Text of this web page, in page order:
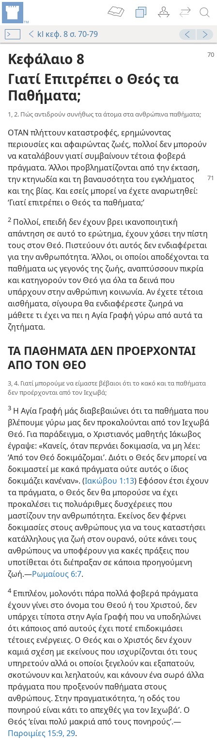
kl κεφ. 8 σ. 70-79
Κεφάλαιο 8
Γιατί Επιτρέπει ο Θεός τα
Παθήματα;
1, 2. Πώς αντιδρούν συνήθως τα άτομα στα ανθρώπινα παθήματα;
ΟΤΑΝ πλήττουν καταστροφές, ερημώνοντας
περιουσίες και αφαιρώντας ζωές, πολλοί δεν μπορούν
να καταλάβουν γιατί συμβαίνουν τέτοια φοβερά
πράγματα. Άλλοι προβληματίζονται από την έκταση,
την κτηνωδία και τη βαναυσότητα του εγκλήματος
και της βίας. Και εσείς μπορεί να έχετε αναρωτηθεί:
‘Γιατί επιτρέπει ο Θεός τα παθήματα;’
2 Πολλοί, επειδή δεν έχουν βρει ικανοποιητική
απάντηση σε αυτό το ερώτημα, έχουν χάσει την πίστη
τους στον Θεό. Πιστεύουν ότι αυτός δεν ενδιαφέρεται
για την ανθρωπότητα. Άλλοι, οι οποίοι αποδέχονται τα
παθήματα ως γεγονός της ζωής, αναπτύσσουν πικρία
και κατηγορούν τον Θεό για όλα τα δεινά που
υπάρχουν στην ανθρώπινη κοινωνία. Αν έχετε τέτοια
αισθήματα, σίγουρα θα ενδιαφέρεστε ζωηρά να
μάθετε τι έχει να πει η Αγία Γραφή γύρω από αυτά τα
ζητήματα.
ΤΑ ΠΑΘΗΜΑΤΑ ΔΕΝ ΠΡΟΕΡΧΟΝΤΑΙ
ΑΠΟ ΤΟΝ ΘΕΟ
3, 4. Γιατί μπορούμε να είμαστε βέβαιοι ότι το κακό και τα παθήματα
δεν προέρχονται από τον Ιεχωβά;
3 Η Αγία Γραφή μάς διαβεβαιώνει ότι τα παθήματα που
βλέπουμε γύρω μας δεν προκαλούνται από τον Ιεχωβά
Θεό. Για παράδειγμα, ο Χριστιανός μαθητής Ιάκωβος
έγραψε: «Κανείς, όταν περνάει δοκιμασία, να μη λέει:
‘Από τον Θεό δοκιμάζομαι’. Διότι ο Θεός δεν μπορεί να
δοκιμαστεί με κακά πράγματα ούτε αυτός ο ίδιος
δοκιμάζει κανέναν». (Ιακώβου 1:13) Εφόσον έτσι έχουν
τα πράγματα, ο Θεός δεν θα μπορούσε να έχει
προκαλέσει τις πολυάριθμες δυσχέρειες που
μαστίζουν την ανθρωπότητα. Εκείνος δεν φέρνει
δοκιμασίες στους ανθρώπους για να τους καταστήσει
κατάλληλους για ζωή στον ουρανό, ούτε κάνει τους
ανθρώπους να υποφέρουν για κακές πράξεις που
υποτίθεται ότι διέπραξαν σε κάποια προηγούμενη
ζωή.—Ρωμαίους 6:7.
4Επιπλέον, μολονότι πάρα πολλά φοβερά πράγματα
έχουν γίνει στο όνομα του Θεού ή του Χριστού, δεν
υπάρχει τίποτα στην Αγία Γραφή που να υποδηλώνει
ότι κάποιος από αυτούς έχει ποτέ επιδοκιμάσει
τέτοιες ενέργειες. Ο Θεός και ο Χριστός δεν έχουν
καμιά σχέση με εκείνους που ισχυρίζονται ότι τους
υπηρετούν αλλά οι οποίοι ξεγελούν και εξαπατούν,
σκοτώνουν και λεηλατούν, και κάνουν ένα σωρό άλλα
πράγματα που προξενούν παθήματα στους
ανθρώπους. Στην πραγματικότητα, ‘η οδός του
πονηρού είναι κάτι το απεχθές για τον Ιεχωβά’. Ο
Θεός ‘είναι πολύ μακριά από τους πονηρούς’.—
Παροιμίες 15:9, 29.